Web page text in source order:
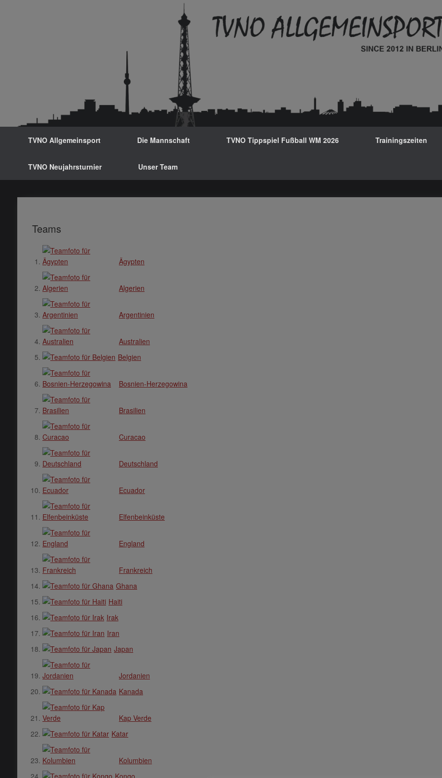
TVNO Allgemeinsport Die Mannschaft TVNO Tippspiel Fußball WM 2026 Trainingszeiten
TVNO Neujahrsturnier Unser Team
Teams
Ägypten
Algerien
Argentinien
Australien
Belgien
Bosnien-Herzegowina
Brasilien
Curacao
Deutschland
Ecuador
Elfenbeinküste
England
Frankreich
Ghana
Haiti
Irak
Iran
Japan
Jordanien
Kanada
Kap Verde
Katar
Kolumbien
Kongo